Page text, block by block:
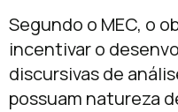
Segundo o MEC, o
incentivar o
discursivas de
possuam natureza